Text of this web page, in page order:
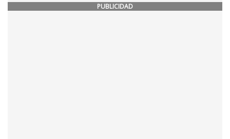
PUBLICIDAD